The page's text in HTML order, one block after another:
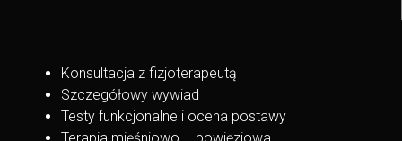
Konsultacja z fizjoterapeutą
Szczegółowy wywiad
Testy funkcjonalne i ocena postawy
Terapia mięśniowo – powięziowa